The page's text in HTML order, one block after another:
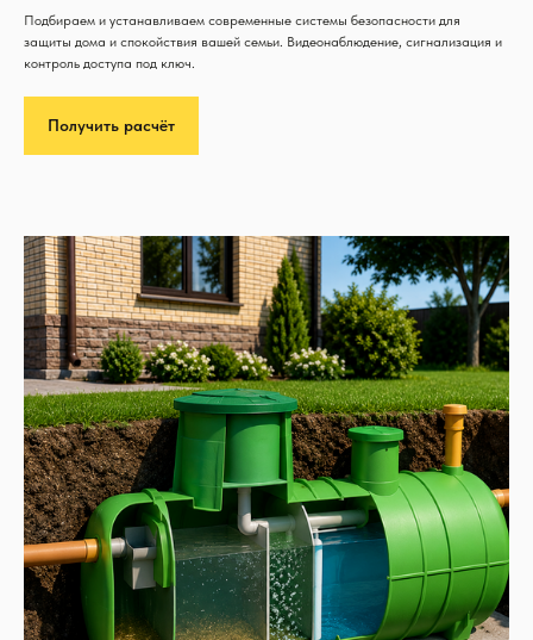
Подбираем и устанавливаем современные системы безопасности для
защиты дома и спокойствия вашей семьи. Видеонаблюдение, сигнализация и
контроль доступа под ключ.
Получить расчёт